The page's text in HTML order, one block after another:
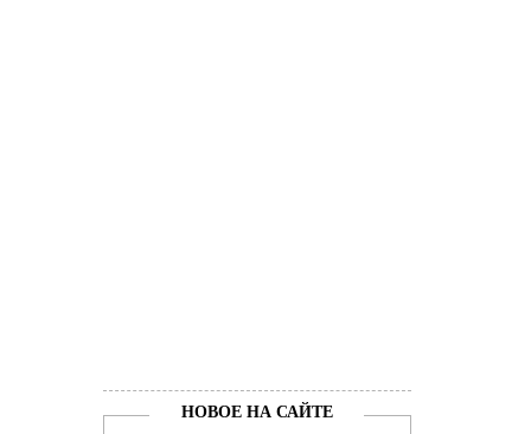
НОВОЕ НА САЙТЕ